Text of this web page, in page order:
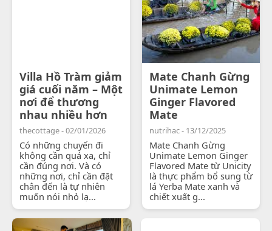
Villa Hồ Tràm giảm
giá cuối năm – Một
nơi để thương
nhau nhiều hơn
thecottage - 02/01/2026
Có những chuyến đi
không cần quá xa, chỉ
cần đúng nơi. Và có
những nơi, chỉ cần đặt
chân đến là tự nhiên
muốn nói nhỏ lạ...
Mate Chanh Gừng
Unimate Lemon
Ginger Flavored
Mate
nutrihac - 13/12/2025
Mate Chanh Gừng
Unimate Lemon Ginger
Flavored Mate từ Unicity
là thực phẩm bổ sung từ
lá Yerba Mate xanh và
chiết xuất g...